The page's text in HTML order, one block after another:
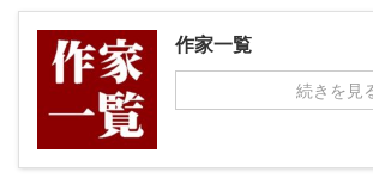
作家一覧
続きを見